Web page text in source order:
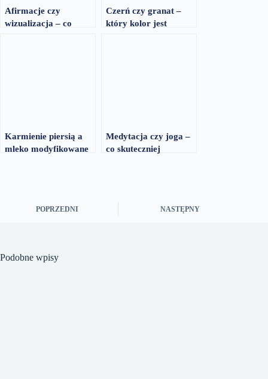
Afirmacje czy
wizualizacja – co
Czerń czy granat –
który kolor jest
Karmienie piersią a
mleko modyfikowane
Medytacja czy joga –
co skuteczniej
POPRZEDNI NASTĘPNY
Podobne wpisy